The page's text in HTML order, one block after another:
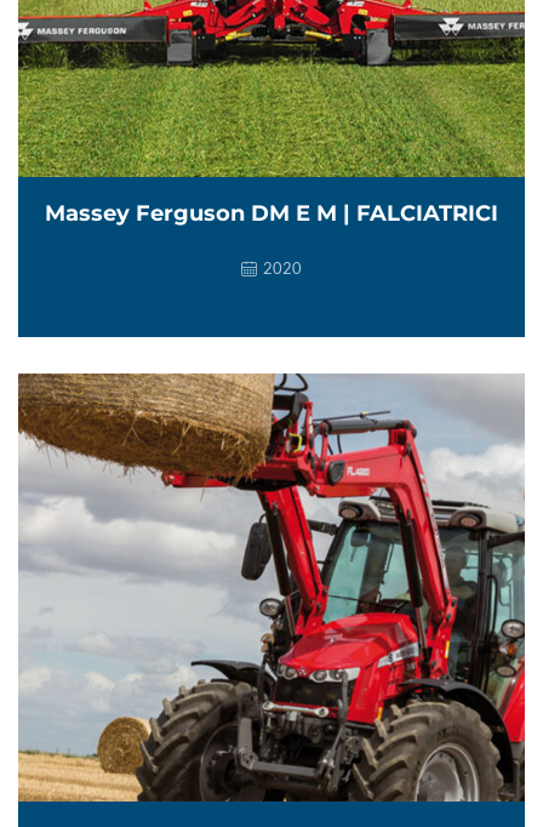
Massey Ferguson DM E M | FALCIATRICI
2020